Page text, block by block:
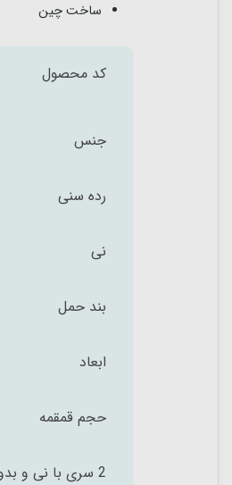
ساخت چین
کد محصول
جنس
رده سنی
نی
بند حمل
ابعاد
حجم قمقمه
2 سری با نی و بدون نی